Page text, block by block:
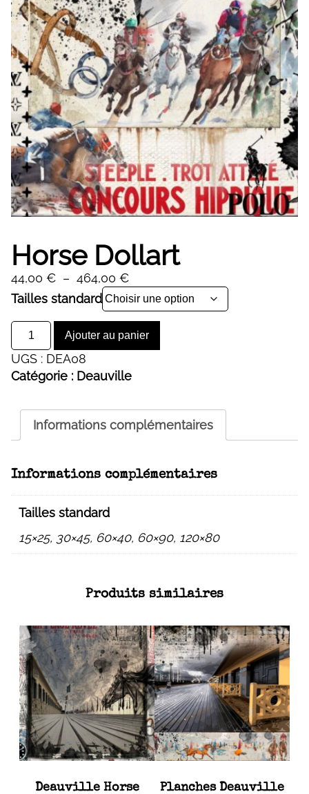
Horse Dollart
44,00 € – 464,00 €Plage
de
prix :
44,00 €
à
Tailles standard
quantité
de
Horse
Dollart
Ajouter au panier
Alternative:
UGS : DEA08
Catégorie : Deauville
Informations complémentaires
Informations complémentaires
Tailles standard
15×25, 30×45, 60×40, 60×90, 120×80
Produits similaires
Deauville Horse
Planches Deauville